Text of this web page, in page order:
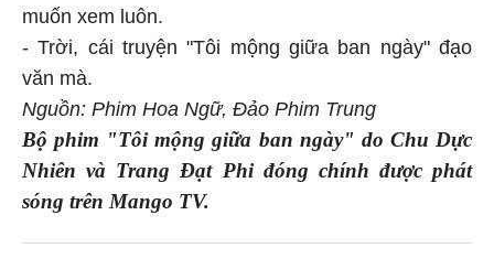
muốn xem luôn.
- Trời, cái truyện "Tôi mộng giữa ban ngày" đạo
văn mà.
Nguồn: Phim Hoa Ngữ, Đảo Phim Trung
Bộ phim "Tôi mộng giữa ban ngày" do Chu Dực
Nhiên và Trang Đạt Phi đóng chính được phát
sóng trên Mango TV.